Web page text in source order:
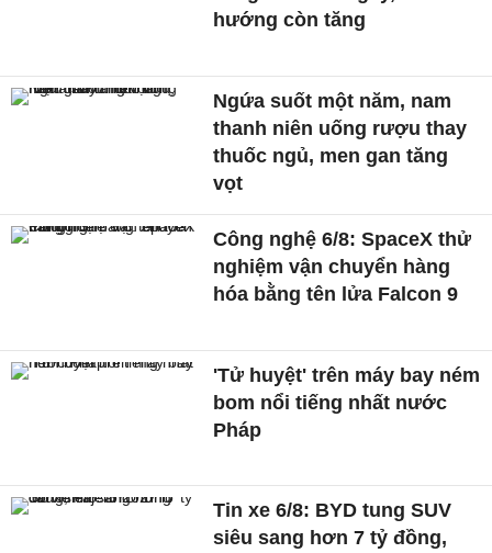
hướng còn tăng
Ngứa suốt một năm, nam
thanh niên uống rượu thay
thuốc ngủ, men gan tăng
vọt
Công nghệ 6/8: SpaceX thử
nghiệm vận chuyển hàng
hóa bằng tên lửa Falcon 9
'Tử huyệt' trên máy bay ném
bom nổi tiếng nhất nước
Pháp
Tin xe 6/8: BYD tung SUV
siêu sang hơn 7 tỷ đồng,